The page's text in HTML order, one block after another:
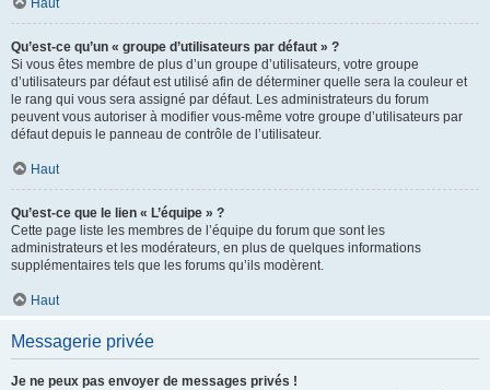
Haut
Qu’est-ce qu’un « groupe d’utilisateurs par défaut » ?
Si vous êtes membre de plus d’un groupe d’utilisateurs, votre groupe
d’utilisateurs par défaut est utilisé afin de déterminer quelle sera la couleur et
le rang qui vous sera assigné par défaut. Les administrateurs du forum
peuvent vous autoriser à modifier vous-même votre groupe d’utilisateurs par
défaut depuis le panneau de contrôle de l’utilisateur.
Haut
Qu’est-ce que le lien « L’équipe » ?
Cette page liste les membres de l’équipe du forum que sont les
administrateurs et les modérateurs, en plus de quelques informations
supplémentaires tels que les forums qu’ils modèrent.
Haut
Messagerie privée
Je ne peux pas envoyer de messages privés !